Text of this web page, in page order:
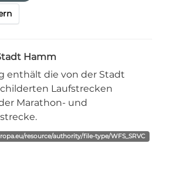
Hamm
enthält die von der Stadt
Laufstrecken
Marathon- und
resource/authority/file-type/WFS_SRVC